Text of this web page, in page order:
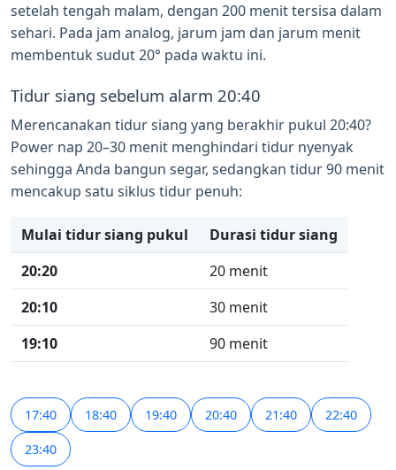
setelah tengah malam, dengan 200 menit tersisa dalam
sehari. Pada jam analog, jarum jam dan jarum menit
membentuk sudut 20° pada waktu ini.
Tidur siang sebelum alarm 20:40
Merencanakan tidur siang yang berakhir pukul 20:40?
Power nap 20–30 menit menghindari tidur nyenyak
sehingga Anda bangun segar, sedangkan tidur 90 menit
mencakup satu siklus tidur penuh:
Mulai tidur siang pukul
Durasi tidur siang
20:20
20 menit
20:10
30 menit
19:10
90 menit
17:40 18:40 19:40 20:40 21:40 22:40
23:40